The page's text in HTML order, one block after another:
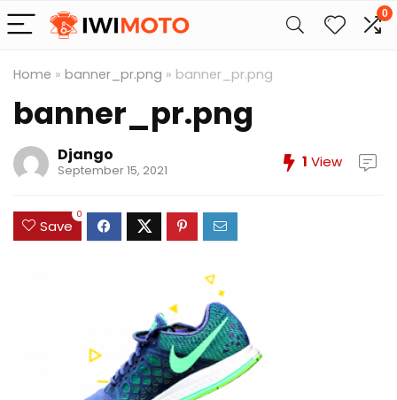
0
Home » banner_pr.png » banner_pr.png
banner_pr.png
Django
September 15, 2021 1 View
Save
0